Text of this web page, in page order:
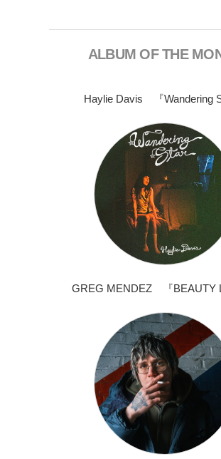
ALBUM OF THE
Haylie Davis 『Wandering
GREG MENDEZ 『BEAUTY